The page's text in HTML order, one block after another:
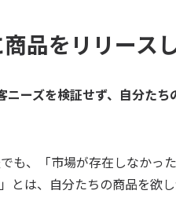
品をリリース
ニーズを検証せず、自分た
も、「市場が存在しなかっ
とは、自分たちの商品を欲